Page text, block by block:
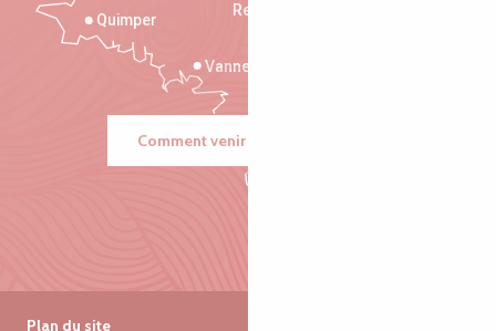
Rennes
Vannes
Quimper
Comment venir ?
Plan du site